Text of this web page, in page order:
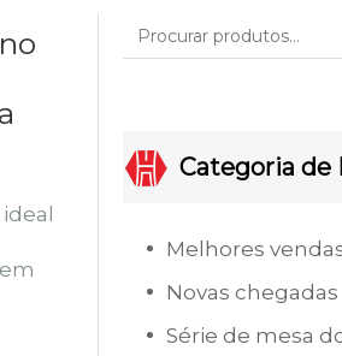
Categoria de
Melhores
Novas chegadas
Série de mesa